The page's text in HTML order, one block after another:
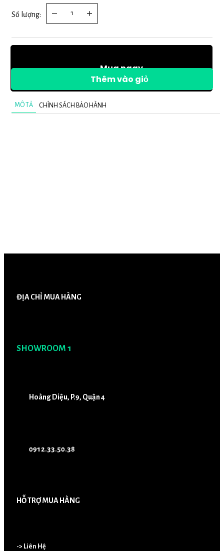
Số lượng:
Mua ngay
Thêm vào giỏ
MÔ TẢ CHÍNH SÁCH BẢO HÀNH
ĐỊA CHỈ MUA HÀNG
SHOWROOM 1
Hoàng Diệu, P.9, Quận 4
0912.33.50.38
HỖ TRỢ MUA HÀNG
-> Liên Hệ